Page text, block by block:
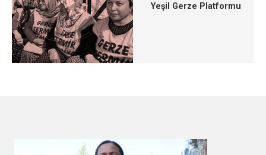
Yeşil Gerze Platformu